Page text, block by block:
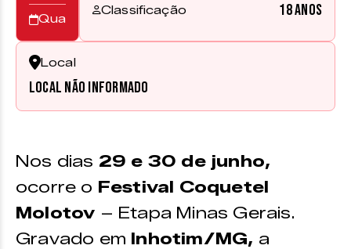
Qua
Classificação 18 anos
Local
Local não informado
Nos dias 29 e 30 de junho,
ocorre o Festival Coquetel
Molotov – Etapa Minas Gerais.
Gravado em Inhotim/MG, a